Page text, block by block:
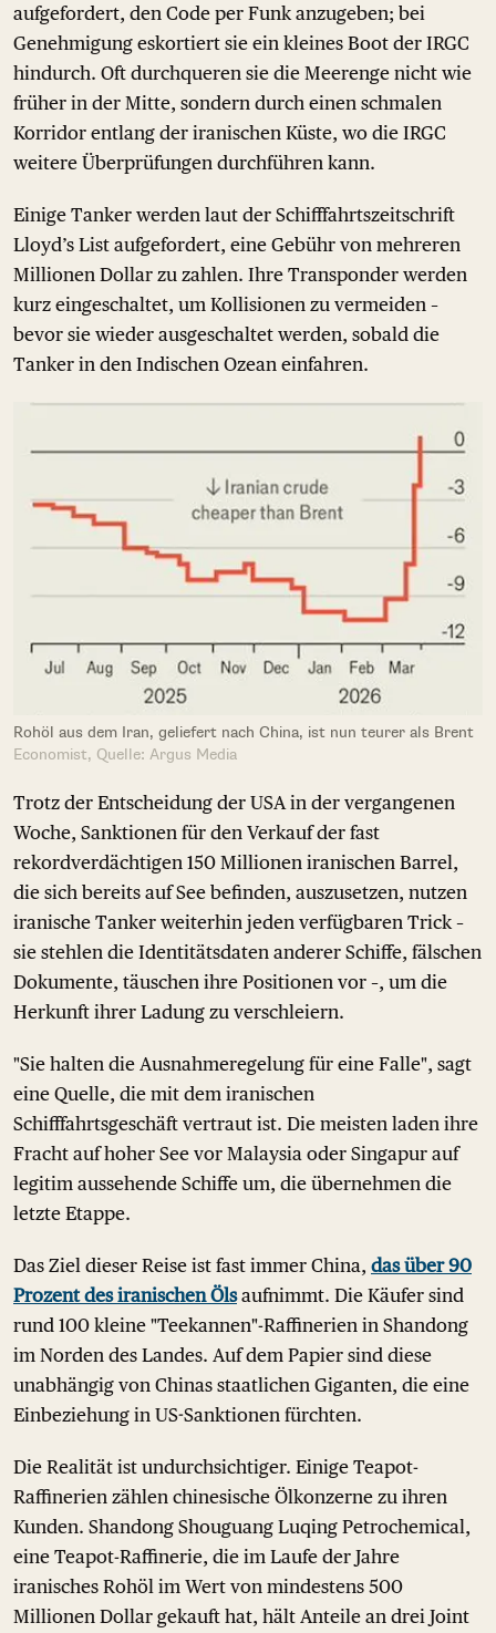
aufgefordert, den Code per Funk anzugeben; bei
Genehmigung eskortiert sie ein kleines Boot der IRGC
hindurch. Oft durchqueren sie die Meerenge nicht wie
früher in der Mitte, sondern durch einen schmalen
Korridor entlang der iranischen Küste, wo die IRGC
weitere Überprüfungen durchführen kann.
Einige Tanker werden laut der Schifffahrtszeitschrift
Lloyd’s List aufgefordert, eine Gebühr von mehreren
Millionen Dollar zu zahlen. Ihre Transponder werden
kurz eingeschaltet, um Kollisionen zu vermeiden –
bevor sie wieder ausgeschaltet werden, sobald die
Tanker in den Indischen Ozean einfahren.
Rohöl aus dem Iran, geliefert nach China, ist nun teurer als Brent
Economist, Quelle: Argus Media
Trotz der Entscheidung der USA in der vergangenen
Woche, Sanktionen für den Verkauf der fast
rekordverdächtigen 150 Millionen iranischen Barrel,
die sich bereits auf See befinden, auszusetzen, nutzen
iranische Tanker weiterhin jeden verfügbaren Trick –
sie stehlen die Identitätsdaten anderer Schiffe, fälschen
Dokumente, täuschen ihre Positionen vor –, um die
Herkunft ihrer Ladung zu verschleiern.
"Sie halten die Ausnahmeregelung für eine Falle", sagt
eine Quelle, die mit dem iranischen
Schifffahrtsgeschäft vertraut ist. Die meisten laden ihre
Fracht auf hoher See vor Malaysia oder Singapur auf
legitim aussehende Schiffe um, die übernehmen die
letzte Etappe.
Das Ziel dieser Reise ist fast immer China, das über 90
Prozent des iranischen Ölsaufnimmt. Die Käufer sind
rund 100 kleine "Teekannen"-Raffinerien in Shandong
im Norden des Landes. Auf dem Papier sind diese
unabhängig von Chinas staatlichen Giganten, die eine
Einbeziehung in US-Sanktionen fürchten.
Die Realität ist undurchsichtiger. Einige Teapot-
Raffinerien zählen chinesische Ölkonzerne zu ihren
Kunden. Shandong Shouguang Luqing Petrochemical,
eine Teapot-Raffinerie, die im Laufe der Jahre
iranisches Rohöl im Wert von mindestens 500
Millionen Dollar gekauft hat, hält Anteile an drei Joint